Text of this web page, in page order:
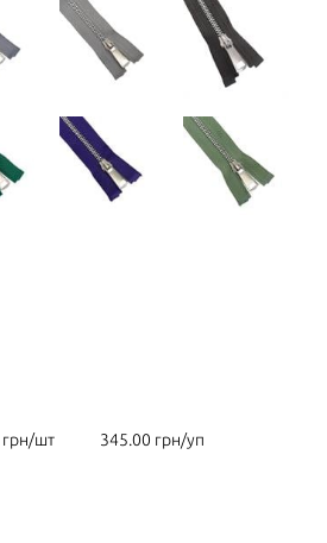
грн/шт 345.00 грн/уп